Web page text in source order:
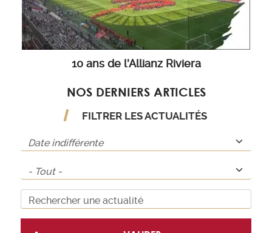
10 ans de l'Allianz Riviera
NOS DERNIERS ARTICLES
FILTRER LES ACTUALITÉS